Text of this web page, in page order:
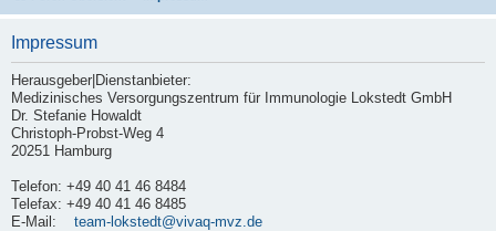
Impressum
Herausgeber|Dienstanbieter:
Medizinisches Versorgungszentrum für Immunologie Lokstedt GmbH
Dr. Stefanie Howaldt
Christoph-Probst-Weg 4
20251 Hamburg
Telefon: +49 40 41 46 8484
Telefax: +49 40 41 46 8485
E-Mail: team-lokstedt@vivaq-mvz.de